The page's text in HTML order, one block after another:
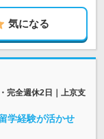
気になる
完全週休2日｜上京支
学経験が活かせ